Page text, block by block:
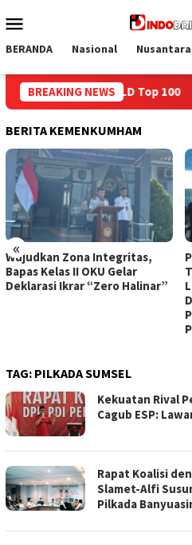
ke
Mobile
BERANDA Nasional Nusantara
BREAKING NEWS
Kemerdekaan dengan
BERITA KEMENKUMHAM
«
Wujudkan Zona Integritas,
Bapas Kelas II OKU Gelar
Deklarasi Ikrar “Zero Halinar”
TAG: PILKADA SUMSEL
Kekuatan Rival
Cagub ESP:
Rapat Koalisi
Slamet-Alfi
Pilkada